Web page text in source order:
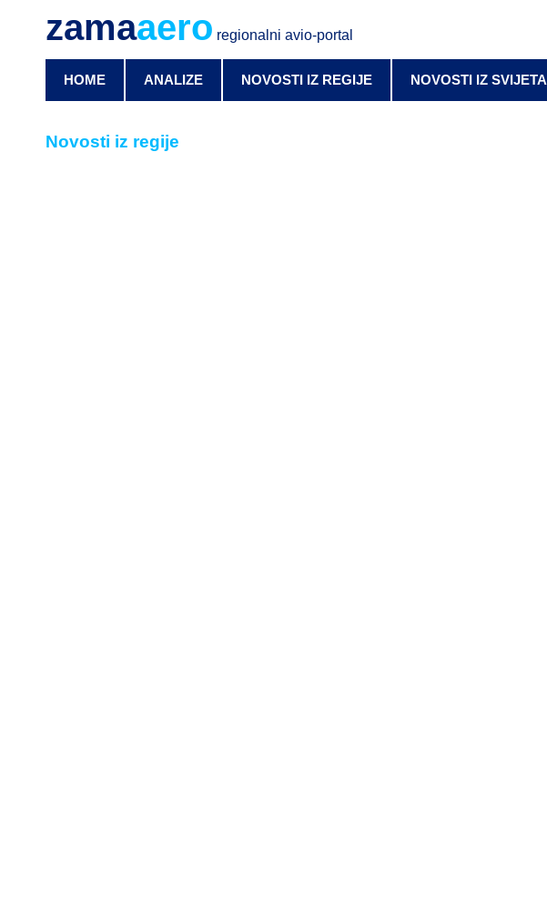
zamaaero regionalni avio-portal
HOME ANALIZE NOVOSTI IZ REGIJE NOVOSTI IZ SVIJETA
Novosti iz regije